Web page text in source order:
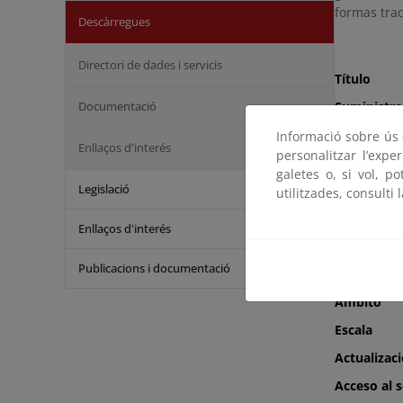
Descàrregues
Directori de dades i servicis
Documentació
Enllaços d'interés
Legislació
Enllaços d'interés
Publicacions i documentació
formas
Título
Suministro
Otros
Ámbito
Escala
Acceso al
Informació sobre
personalitzar
galetes o, si vol,
utilitzades, consulti